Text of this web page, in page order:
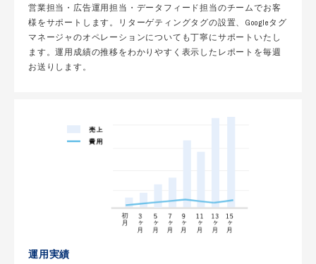
営業担当・広告運用担当・データフィード担当のチームでお客
様をサポートします。リターゲティングタグの設置、Googleタグ
マネージャのオペレーションについても丁寧にサポートいたし
ます。運用成績の推移をわかりやすく表示したレポートを毎週
お送りします。
運用実績